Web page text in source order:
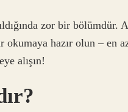
zor bir bölümdür.
hazır olun – en
alışın!